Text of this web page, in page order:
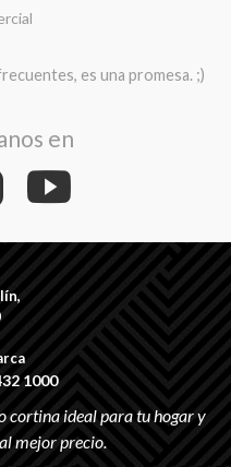
es una promesa. ;)
en
1000